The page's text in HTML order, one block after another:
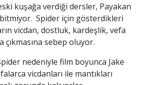
kuşağa verdiği dersler, Payakan
bitmiyor. Spider için gösterdikleri
vicdan, dostluk, kardeşlik, vefa
çıkmasına sebep oluyor.
nedeniyle film boyunca Jake
vicdanları ile mantıkları